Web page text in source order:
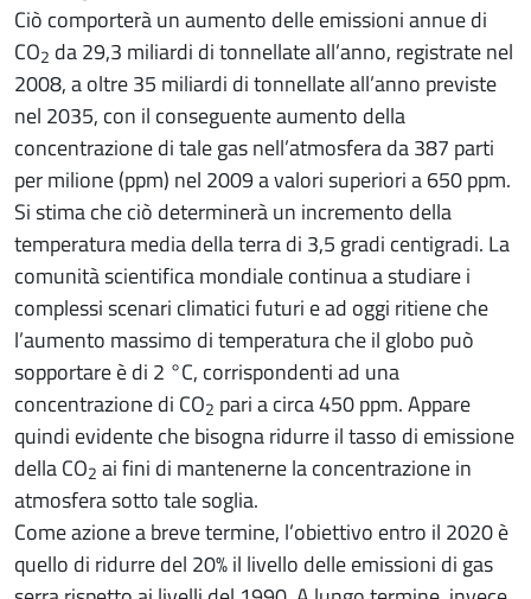
Ciò comporterà un aumento delle emissioni annue di
CO2 da 29,3 miliardi di tonnellate all’anno, registrate nel
2008, a oltre 35 miliardi di tonnellate all’anno previste
nel 2035, con il conseguente aumento della
concentrazione di tale gas nell’atmosfera da 387 parti
per milione (ppm) nel 2009 a valori superiori a 650 ppm.
Si stima che ciò determinerà un incremento della
temperatura media della terra di 3,5 gradi centigradi. La
comunità scientifica mondiale continua a studiare i
complessi scenari climatici futuri e ad oggi ritiene che
l’aumento massimo di temperatura che il globo può
sopportare è di 2 °C, corrispondenti ad una
concentrazione di CO2 pari a circa 450 ppm. Appare
quindi evidente che bisogna ridurre il tasso di emissione
della CO2 ai fini di mantenerne la concentrazione in
atmosfera sotto tale soglia.
Come azione a breve termine, l’obiettivo entro il 2020 è
quello di ridurre del 20% il livello delle emissioni di gas